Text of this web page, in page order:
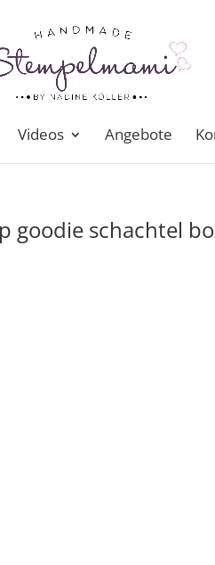
Videos Angebote
goodie schachtel